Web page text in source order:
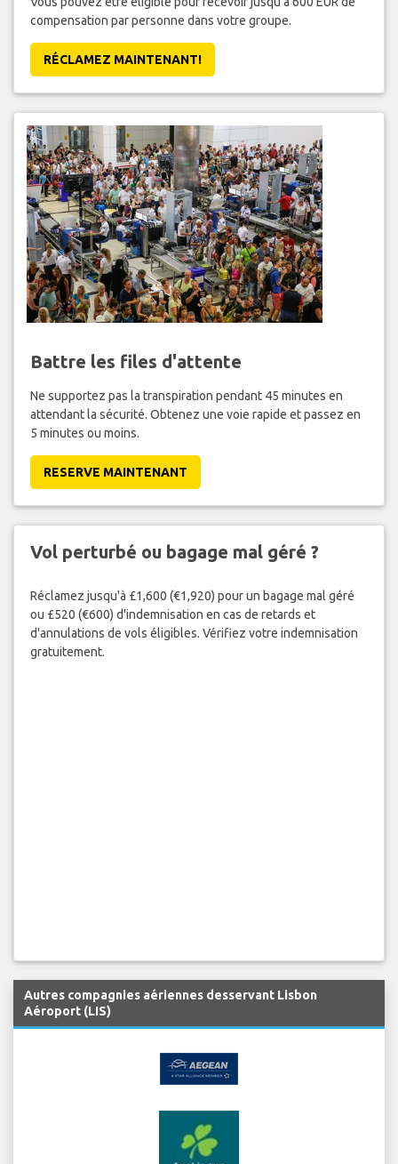
compensation par personne dans votre groupe.
RÉCLAMEZ MAINTENANT!
Battre les files d'attente
Ne supportez pas la transpiration pendant 45 minutes en
attendant la sécurité. Obtenez une voie rapide et passez en
5 minutes ou moins.
RESERVE MAINTENANT
Vol perturbé ou bagage mal géré ?
Réclamez jusqu'à £1,600 (€1,920) pour un bagage mal géré
ou £520 (€600) d'indemnisation en cas de retards et
d'annulations de vols éligibles. Vérifiez votre indemnisation
gratuitement.
Autres compagnies aériennes desservant Lisbon
Aéroport (LIS)